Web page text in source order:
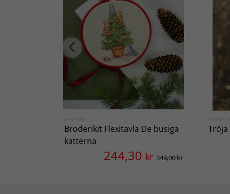
ABRIS ART
Broderikit Flexitavla De busiga
katterna
244,30 kr 349,00 kr
VIKING
Tröja